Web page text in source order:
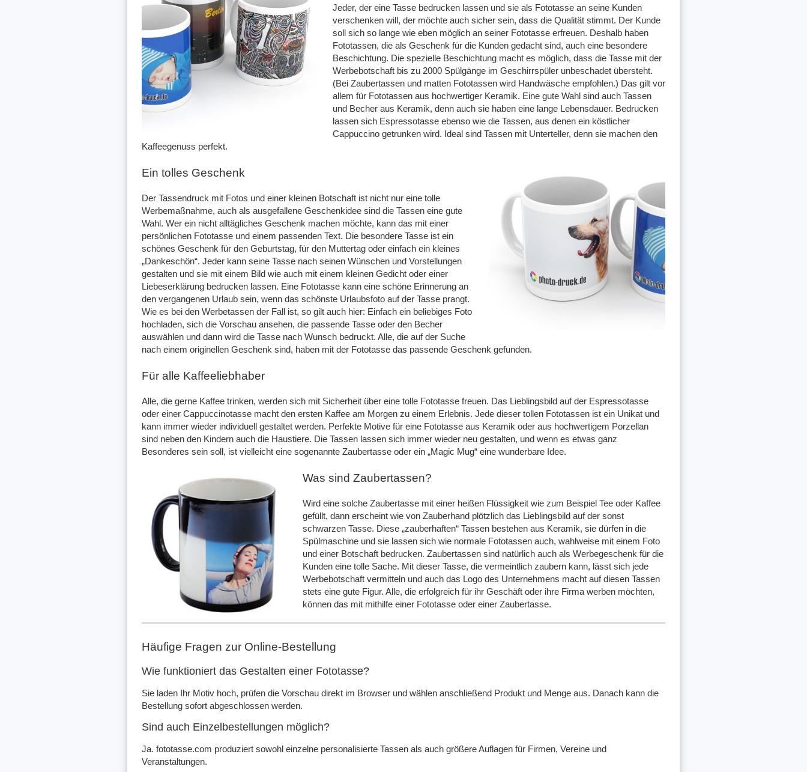
Jeder, der eine Tasse bedrucken lassen und sie als Fototasse an seine Kunden
verschenken will, der möchte auch sicher sein, dass die Qualität stimmt. Der Kunde
soll sich so lange wie eben möglich an seiner Fototasse erfreuen. Deshalb haben
Fototassen, die als Geschenk für die Kunden gedacht sind, auch eine besondere
Beschichtung. Die spezielle Beschichtung macht es möglich, dass die Tasse mit der
Werbebotschaft bis zu 2000 Spülgänge im Geschirrspüler unbeschadet übersteht.
(Bei Zaubertassen und matten Fototassen wird Handwäsche empfohlen.) Das gilt vor
allem für Fototassen aus hochwertiger Keramik. Eine gute Wahl sind auch Tassen
und Becher aus Keramik, denn auch sie haben eine lange Lebensdauer. Bedrucken
lassen sich Espressotasse ebenso wie die Tassen, aus denen ein köstlicher
Cappuccino getrunken wird. Ideal sind Tassen mit Unterteller, denn sie machen den
Kaffeegenuss perfekt.
Ein tolles Geschenk
Der Tassendruck mit Fotos und einer kleinen Botschaft ist nicht nur eine tolle
Werbemaßnahme, auch als ausgefallene Geschenkidee sind die Tassen eine gute
Wahl. Wer ein nicht alltägliches Geschenk machen möchte, kann das mit einer
persönlichen Fototasse und einem passenden Text. Die besondere Tasse ist ein
schönes Geschenk für den Geburtstag, für den Muttertag oder einfach ein kleines
„Dankeschön“. Jeder kann seine Tasse nach seinen Wünschen und Vorstellungen
gestalten und sie mit einem Bild wie auch mit einem kleinen Gedicht oder einer
Liebeserklärung bedrucken lassen. Eine Fototasse kann eine schöne Erinnerung an
den vergangenen Urlaub sein, wenn das schönste Urlaubsfoto auf der Tasse prangt.
Wie es bei den Werbetassen der Fall ist, so gilt auch hier: Einfach ein beliebiges Foto
hochladen, sich die Vorschau ansehen, die passende Tasse oder den Becher
auswählen und dann wird die Tasse nach Wunsch bedruckt. Alle, die auf der Suche
nach einem originellen Geschenk sind, haben mit der Fototasse das passende Geschenk gefunden.
Für alle Kaffeeliebhaber
Alle, die gerne Kaffee trinken, werden sich mit Sicherheit über eine tolle Fototasse freuen. Das Lieblingsbild auf der Espressotasse
oder einer Cappuccinotasse macht den ersten Kaffee am Morgen zu einem Erlebnis. Jede dieser tollen Fototassen ist ein Unikat und
kann immer wieder individuell gestaltet werden. Perfekte Motive für eine Fototasse aus Keramik oder aus hochwertigem Porzellan
sind neben den Kindern auch die Haustiere. Die Tassen lassen sich immer wieder neu gestalten, und wenn es etwas ganz
Besonderes sein soll, ist vielleicht eine sogenannte Zaubertasse oder ein „Magic Mug“ eine wunderbare Idee.
Was sind Zaubertassen?
Wird eine solche Zaubertasse mit einer heißen Flüssigkeit wie zum Beispiel Tee oder Kaffee
gefüllt, dann erscheint wie von Zauberhand plötzlich das Lieblingsbild auf der sonst
schwarzen Tasse. Diese „zauberhaften“ Tassen bestehen aus Keramik, sie dürfen in die
Spülmaschine und sie lassen sich wie normale Fototassen auch, wahlweise mit einem Foto
und einer Botschaft bedrucken. Zaubertassen sind natürlich auch als Werbegeschenk für die
Kunden eine tolle Sache. Mit dieser Tasse, die vermeintlich zaubern kann, lässt sich jede
Werbebotschaft vermitteln und auch das Logo des Unternehmens macht auf diesen Tassen
stets eine gute Figur. Alle, die erfolgreich für ihr Geschäft oder ihre Firma werben möchten,
können das mit mithilfe einer Fototasse oder einer Zaubertasse.
Häufige Fragen zur Online-Bestellung
Wie funktioniert das Gestalten einer Fototasse?
Sie laden Ihr Motiv hoch, prüfen die Vorschau direkt im Browser und wählen anschließend Produkt und Menge aus. Danach kann die
Bestellung sofort abgeschlossen werden.
Sind auch Einzelbestellungen möglich?
Ja. fototasse.com produziert sowohl einzelne personalisierte Tassen als auch größere Auflagen für Firmen, Vereine und
Veranstaltungen.